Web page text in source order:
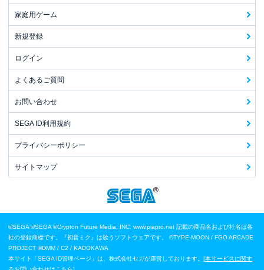
家庭用ゲーム
新規登録
ログイン
よくあるご質問
お問い合わせ
SEGA ID利用規約
プライバシーポリシー
サイトマップ
©SEGA ©SEGA ©Crypton Future Media, INC. www.piapro.net 記載の商品名および社名は各
社の登録商標です。『初音ミク』は歌うソフトウェアです。
©TYPE-MOON / FGO ARCADE
PROJECT ©DMM / C2 / KADOKAWA
本サイト「SEGA ID管理ページ」は、株式会社セガが運営しております。[本サービスに関す